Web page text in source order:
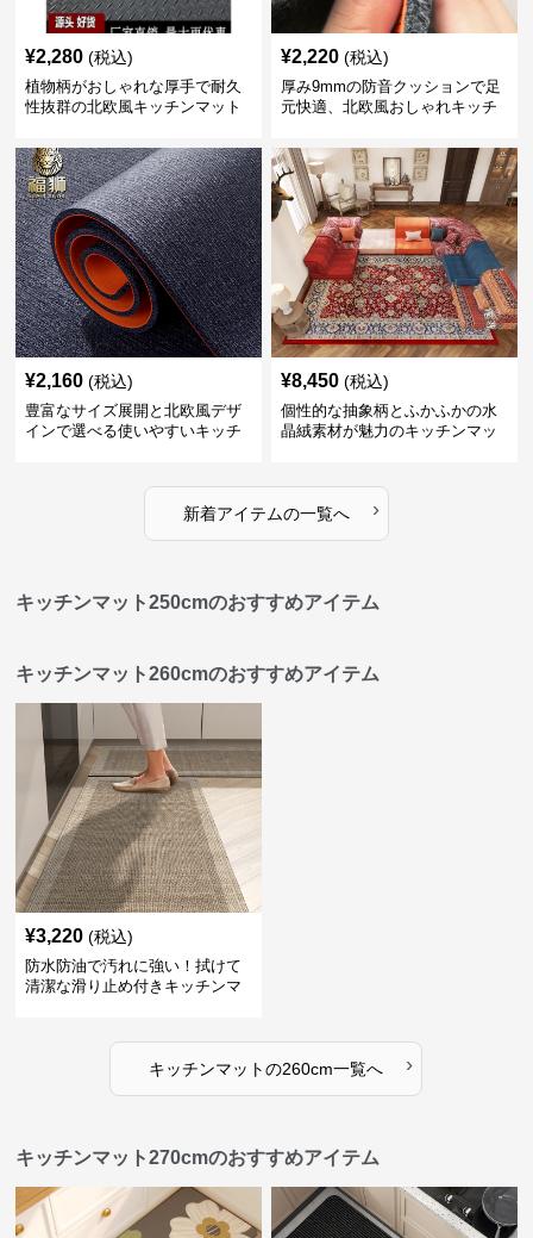
¥2,280 (税込)
植物柄がおしゃれな厚手で耐久
性抜群の北欧風キッチンマット
¥2,220 (税込)
厚み9mmの防音クッションで足
元快適、北欧風おしゃれキッチ
¥2,160 (税込)
豊富なサイズ展開と北欧風デザ
インで選べる使いやすいキッチ
¥8,450 (税込)
個性的な抽象柄とふかふかの水
晶絨素材が魅力のキッチンマッ
新着アイテムの一覧へ ›
キッチンマット250cmのおすすめアイテム
キッチンマット260cmのおすすめアイテム
¥3,220 (税込)
防水防油で汚れに強い！拭けて
清潔な滑り止め付きキッチンマ
キッチンマットの260cm一覧へ ›
キッチンマット270cmのおすすめアイテム